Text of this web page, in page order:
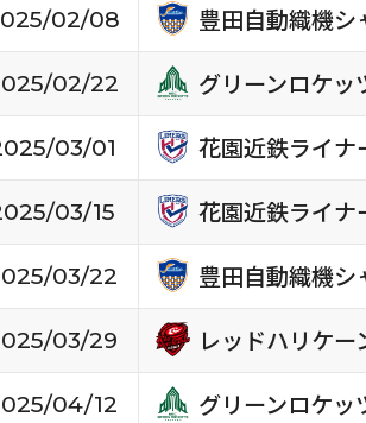
02/08
豊田自動織機シ
02/22
グリーンロケッ
03/01
花園近鉄ライナ
03/15
花園近鉄ライナ
03/22
豊田自動織機シ
03/29
レッドハリケー
04/12
グリーンロケッ